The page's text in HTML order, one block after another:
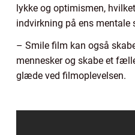
lykke og optimismen,
indvirkning på ens mentale
– Smile film kan også
mennesker og skabe et
glæde ved filmoplevelsen.